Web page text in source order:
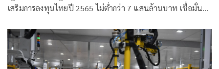
เสริมการลงทุนไทยปี 2565 ไม่ต่ำกว่า 7 แสนล้านบาท เชื่อมั่น